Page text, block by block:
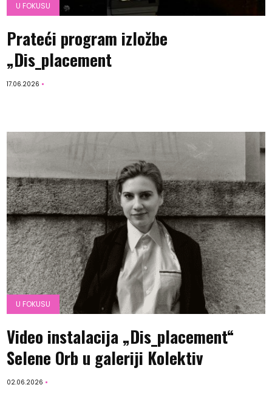
U FOKUSU
Prateći program izložbe
„Dis_placement
17.06.2026
U FOKUSU
Video instalacija „Dis_placement“
Selene Orb u galeriji Kolektiv
02.06.2026